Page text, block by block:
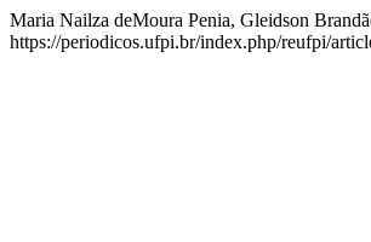
Maria Nailza deMoura Penia, Gleidson
https://periodicos.ufpi.br/index.php/reufpi/